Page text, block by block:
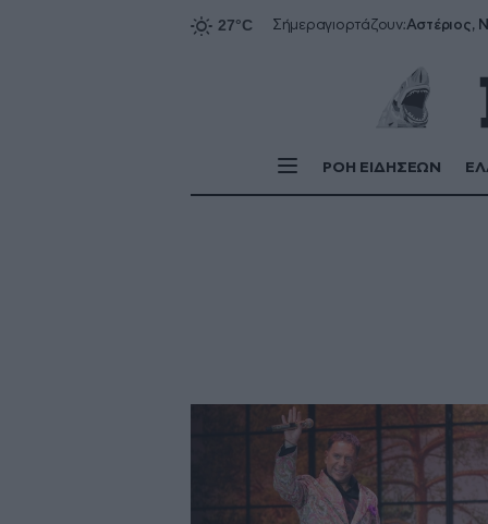
Σήμεραγιορτάζουν:Αστέριος,
ΡΟΗ ΕΙΔΗΣΕΩΝ